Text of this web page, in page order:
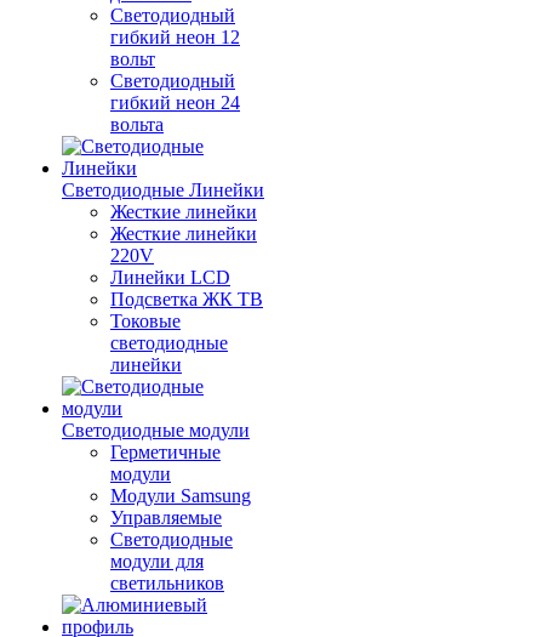
Светодиодный
гибкий неон 12
вольт
Светодиодный
гибкий неон 24
вольта
Светодиодные Линейки
Жесткие линейки
Жесткие линейки
220V
Линейки LCD
Подсветка ЖК ТВ
Токовые
светодиодные
линейки
Светодиодные модули
Герметичные
модули
Модули Samsung
Управляемые
Светодиодные
модули для
светильников